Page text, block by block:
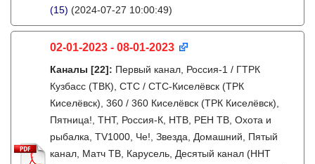
(15) (2024-07-27 10:00:49)
02-01-2023 - 08-01-2023
Каналы [22]: Первый канал, Россия-1 / ГТРК
Кузбасс (ТВК), СТС / СТС-Киселёвск (ТРК
Киселёвск), 360 / 360 Киселёвск (ТРК Киселёвск),
Пятница!, ТНТ, Россия-К, НТВ, РЕН ТВ, Охота и
рыбалка, TV1000, Че!, Звезда, Домашний, Пятый
канал, Матч ТВ, Карусель, Десятый канал (ННТ